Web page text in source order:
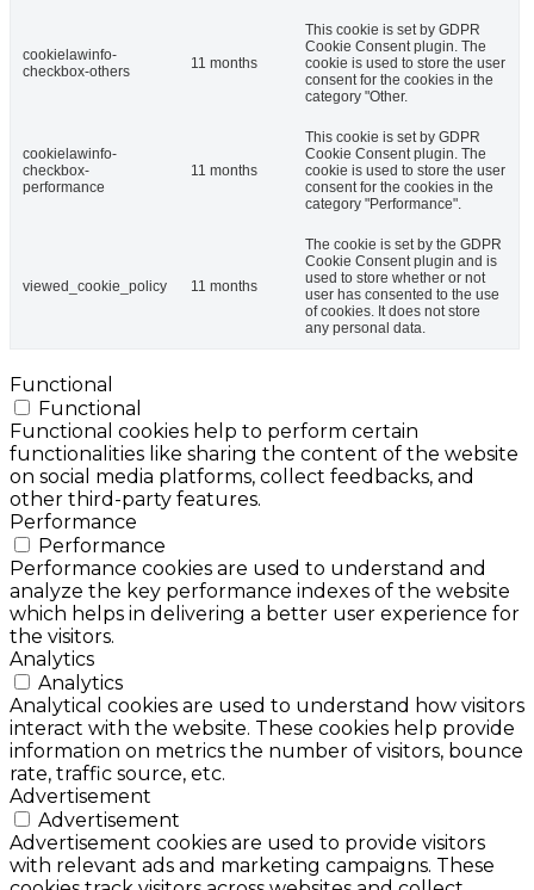
cookielawinfo-
checkbox-others
11 months
This cookie is set by GDPR
Cookie Consent plugin. The
cookie is used to store the user
consent for the cookies in the
category "Other.
cookielawinfo-
checkbox-
performance
11 months
This cookie is set by GDPR
Cookie Consent plugin. The
cookie is used to store the user
consent for the cookies in the
category "Performance".
viewed_cookie_policy 11 months
The cookie is set by the GDPR
Cookie Consent plugin and is
used to store whether or not
user has consented to the use
of cookies. It does not store
any personal data.
Functional
Functional
Functional cookies help to perform certain
functionalities like sharing the content of the website
on social media platforms, collect feedbacks, and
other third-party features.
Performance
Performance
Performance cookies are used to understand and
analyze the key performance indexes of the website
which helps in delivering a better user experience for
the visitors.
Analytics
Analytics
Analytical cookies are used to understand how visitors
interact with the website. These cookies help provide
information on metrics the number of visitors, bounce
rate, traffic source, etc.
Advertisement
Advertisement
Advertisement cookies are used to provide visitors
with relevant ads and marketing campaigns. These